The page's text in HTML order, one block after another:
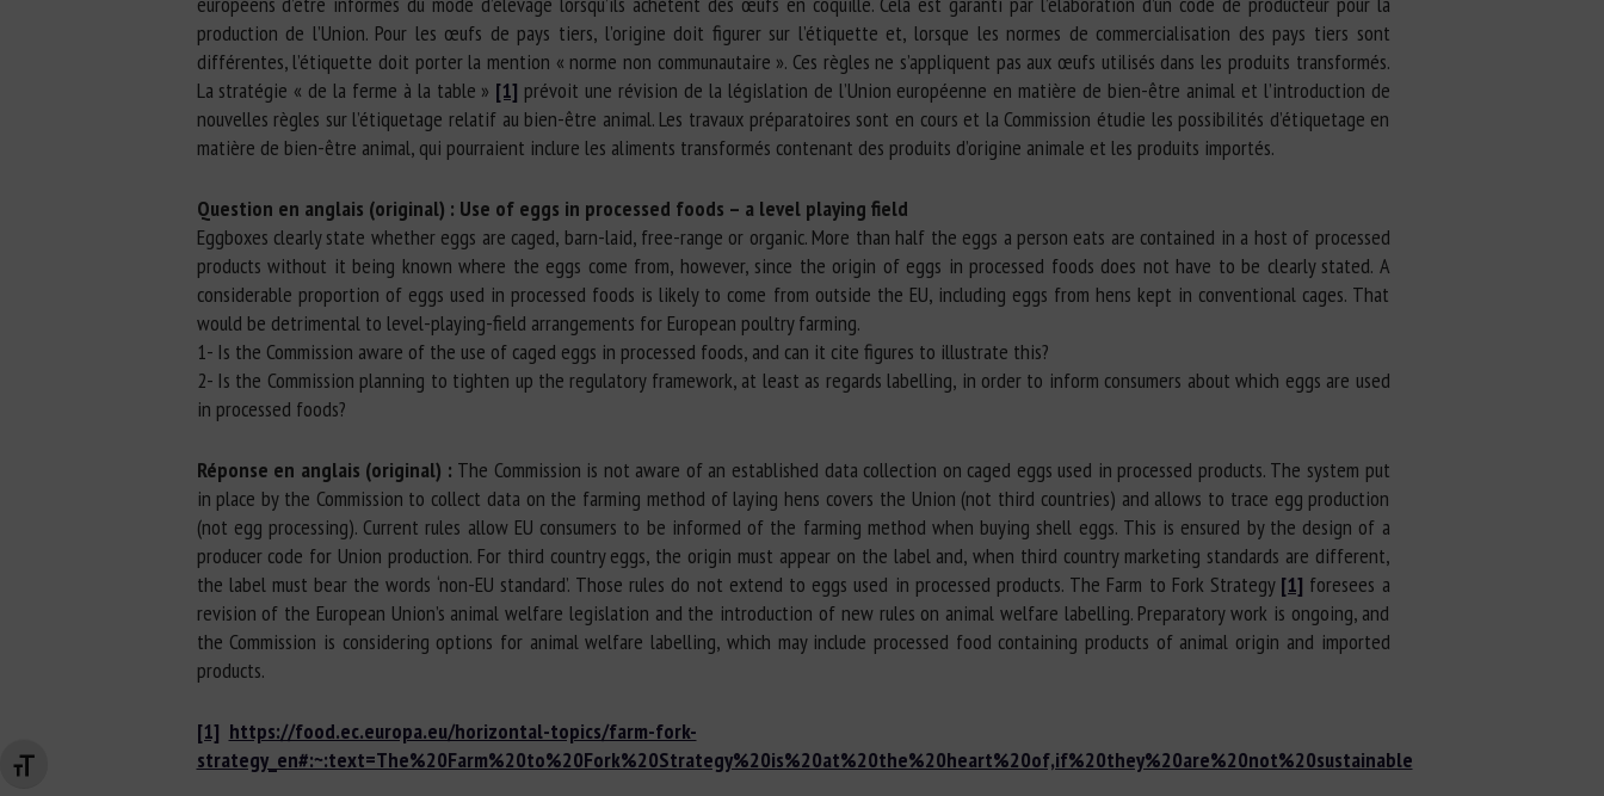
Changer la taille de la police
production de l’Union. Pour les œufs de pays tiers, l’origine doit figurer sur l’étiquette et, lorsque les normes de commercialisation des pays tiers sont
différentes, l’étiquette doit porter la mention « norme non communautaire ». Ces règles ne s’appliquent pas aux œufs utilisés dans les produits transformés.
La stratégie « de la ferme à la table » [1] prévoit une révision de la législation de l’Union européenne en matière de bien-être animal et l’introduction de
nouvelles règles sur l’étiquetage relatif au bien-être animal. Les travaux préparatoires sont en cours et la Commission étudie les possibilités d’étiquetage en
matière de bien-être animal, qui pourraient inclure les aliments transformés contenant des produits d’origine animale et les produits importés.
Question en anglais (original) : Use of eggs in processed foods – a level playing field
Eggboxes clearly state whether eggs are caged, barn-laid, free-range or organic. More than half the eggs a person eats are contained in a host of processed
products without it being known where the eggs come from, however, since the origin of eggs in processed foods does not have to be clearly stated. A
considerable proportion of eggs used in processed foods is likely to come from outside the EU, including eggs from hens kept in conventional cages. That
would be detrimental to level-playing-field arrangements for European poultry farming.
1- Is the Commission aware of the use of caged eggs in processed foods, and can it cite figures to illustrate this?
2- Is the Commission planning to tighten up the regulatory framework, at least as regards labelling, in order to inform consumers about which eggs are used
in processed foods?
Réponse en anglais (original) : The Commission is not aware of an established data collection on caged eggs used in processed products. The system put
in place by the Commission to collect data on the farming method of laying hens covers the Union (not third countries) and allows to trace egg production
(not egg processing). Current rules allow EU consumers to be informed of the farming method when buying shell eggs. This is ensured by the design of a
producer code for Union production. For third country eggs, the origin must appear on the label and, when third country marketing standards are different,
the label must bear the words ‘non-EU standard’. Those rules do not extend to eggs used in processed products. The Farm to Fork Strategy [1] foresees a
revision of the European Union’s animal welfare legislation and the introduction of new rules on animal welfare labelling. Preparatory work is ongoing, and
the Commission is considering options for animal welfare labelling, which may include processed food containing products of animal origin and imported
products.
[1] https://food.ec.europa.eu/horizontal-topics/farm-fork-
strategy_en#:~:text=The%20Farm%20to%20Fork%20Strategy%20is%20at%20the%20heart%20of,if%20they%20are%20not%20sustainable